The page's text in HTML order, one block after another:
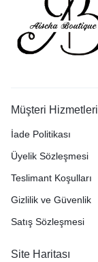
Müşteri Hizmetleri
İade Politikası
Üyelik Sözleşmesi
Teslimant Koşulları
Gizlilik ve Güvenlik
Satış Sözleşmesi
Site Haritası